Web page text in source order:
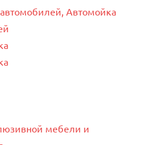
Автомойка
мебели и